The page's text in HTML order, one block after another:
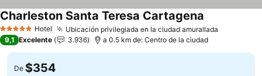
5 Estrellas Hotel Ubicación privilegiada en la ciudad amurallada
Charleston Santa Teresa Cartagena
9,1 Excelente 3.936 a 0.5 km de: Centro de la ciudad
De $354